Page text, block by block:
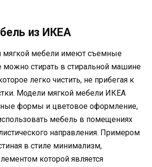
из ИКЕА
мягкой мебели имеют съемные
можно стирать в стиральной машине
легко чистить, не прибегая к
Модели мягкой мебели ИКЕА
формы и цветовое оформление,
мебель в помещениях
направления. Примером
в стиле минимализм,
которой является